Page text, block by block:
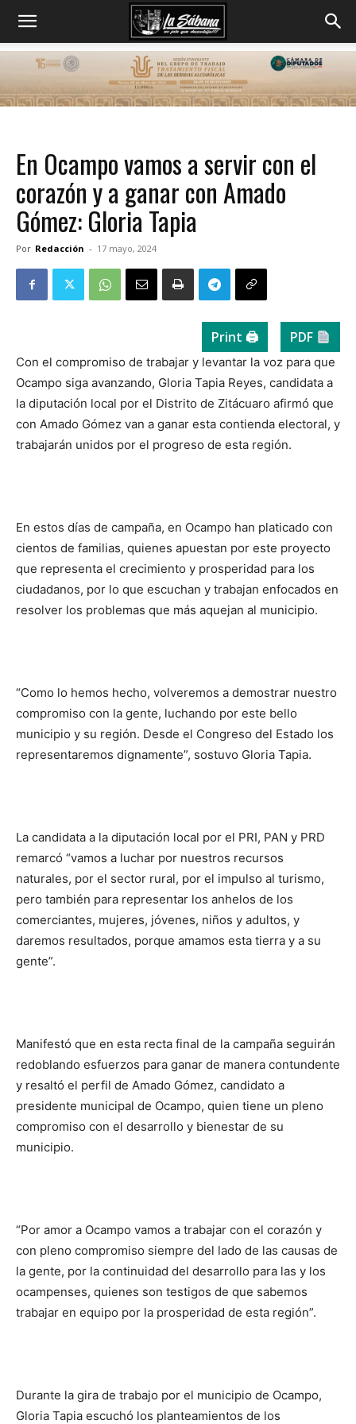
En Ocampo vamos a servir con el
corazón y a ganar con Amado
Gómez: Gloria Tapia
Por Redacción - 17 mayo, 2024
Print 🖨 PDF
Con el compromiso de trabajar y levantar la voz para que
Ocampo siga avanzando, Gloria Tapia Reyes, candidata a
la diputación local por el Distrito de Zitácuaro afirmó que
con Amado Gómez van a ganar esta contienda electoral, y
trabajarán unidos por el progreso de esta región.
En estos días de campaña, en Ocampo han platicado con
cientos de familias, quienes apuestan por este proyecto
que representa el crecimiento y prosperidad para los
ciudadanos, por lo que escuchan y trabajan enfocados en
resolver los problemas que más aquejan al municipio.
“Como lo hemos hecho, volveremos a demostrar nuestro
compromiso con la gente, luchando por este bello
municipio y su región. Desde el Congreso del Estado los
representaremos dignamente”, sostuvo Gloria Tapia.
La candidata a la diputación local por el PRI, PAN y PRD
remarcó “vamos a luchar por nuestros recursos
naturales, por el sector rural, por el impulso al turismo,
pero también para representar los anhelos de los
comerciantes, mujeres, jóvenes, niños y adultos, y
daremos resultados, porque amamos esta tierra y a su
gente”.
Manifestó que en esta recta final de la campaña seguirán
redoblando esfuerzos para ganar de manera contundente
y resaltó el perfil de Amado Gómez, candidato a
presidente municipal de Ocampo, quien tiene un pleno
compromiso con el desarrollo y bienestar de su
municipio.
“Por amor a Ocampo vamos a trabajar con el corazón y
con pleno compromiso siempre del lado de las causas de
la gente, por la continuidad del desarrollo para las y los
ocampenses, quienes son testigos de que sabemos
trabajar en equipo por la prosperidad de esta región”.
Durante la gira de trabajo por el municipio de Ocampo,
Gloria Tapia escuchó los planteamientos de los